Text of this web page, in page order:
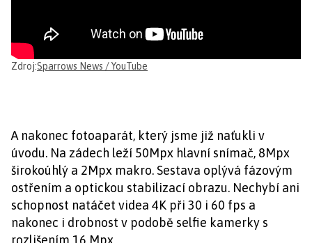
Zdroj:Sparrows News / YouTube
A nakonec fotoaparát, který jsme již naťukli v
úvodu. Na zádech leží 50Mpx hlavní snímač, 8Mpx
širokoúhlý a 2Mpx makro. Sestava oplývá fázovým
ostřením a optickou stabilizací obrazu. Nechybí ani
schopnost natáčet videa 4K při 30 i 60 fps a
nakonec i drobnost v podobě selfie kamerky s
rozlišením 16 Mpx.